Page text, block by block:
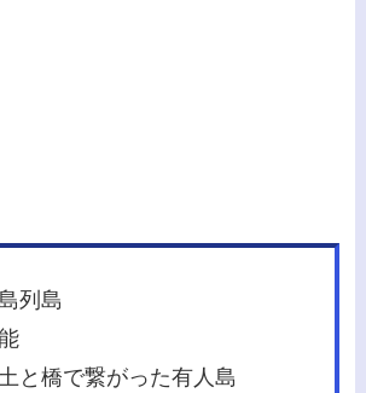
列島
と橋で繋がった有人島